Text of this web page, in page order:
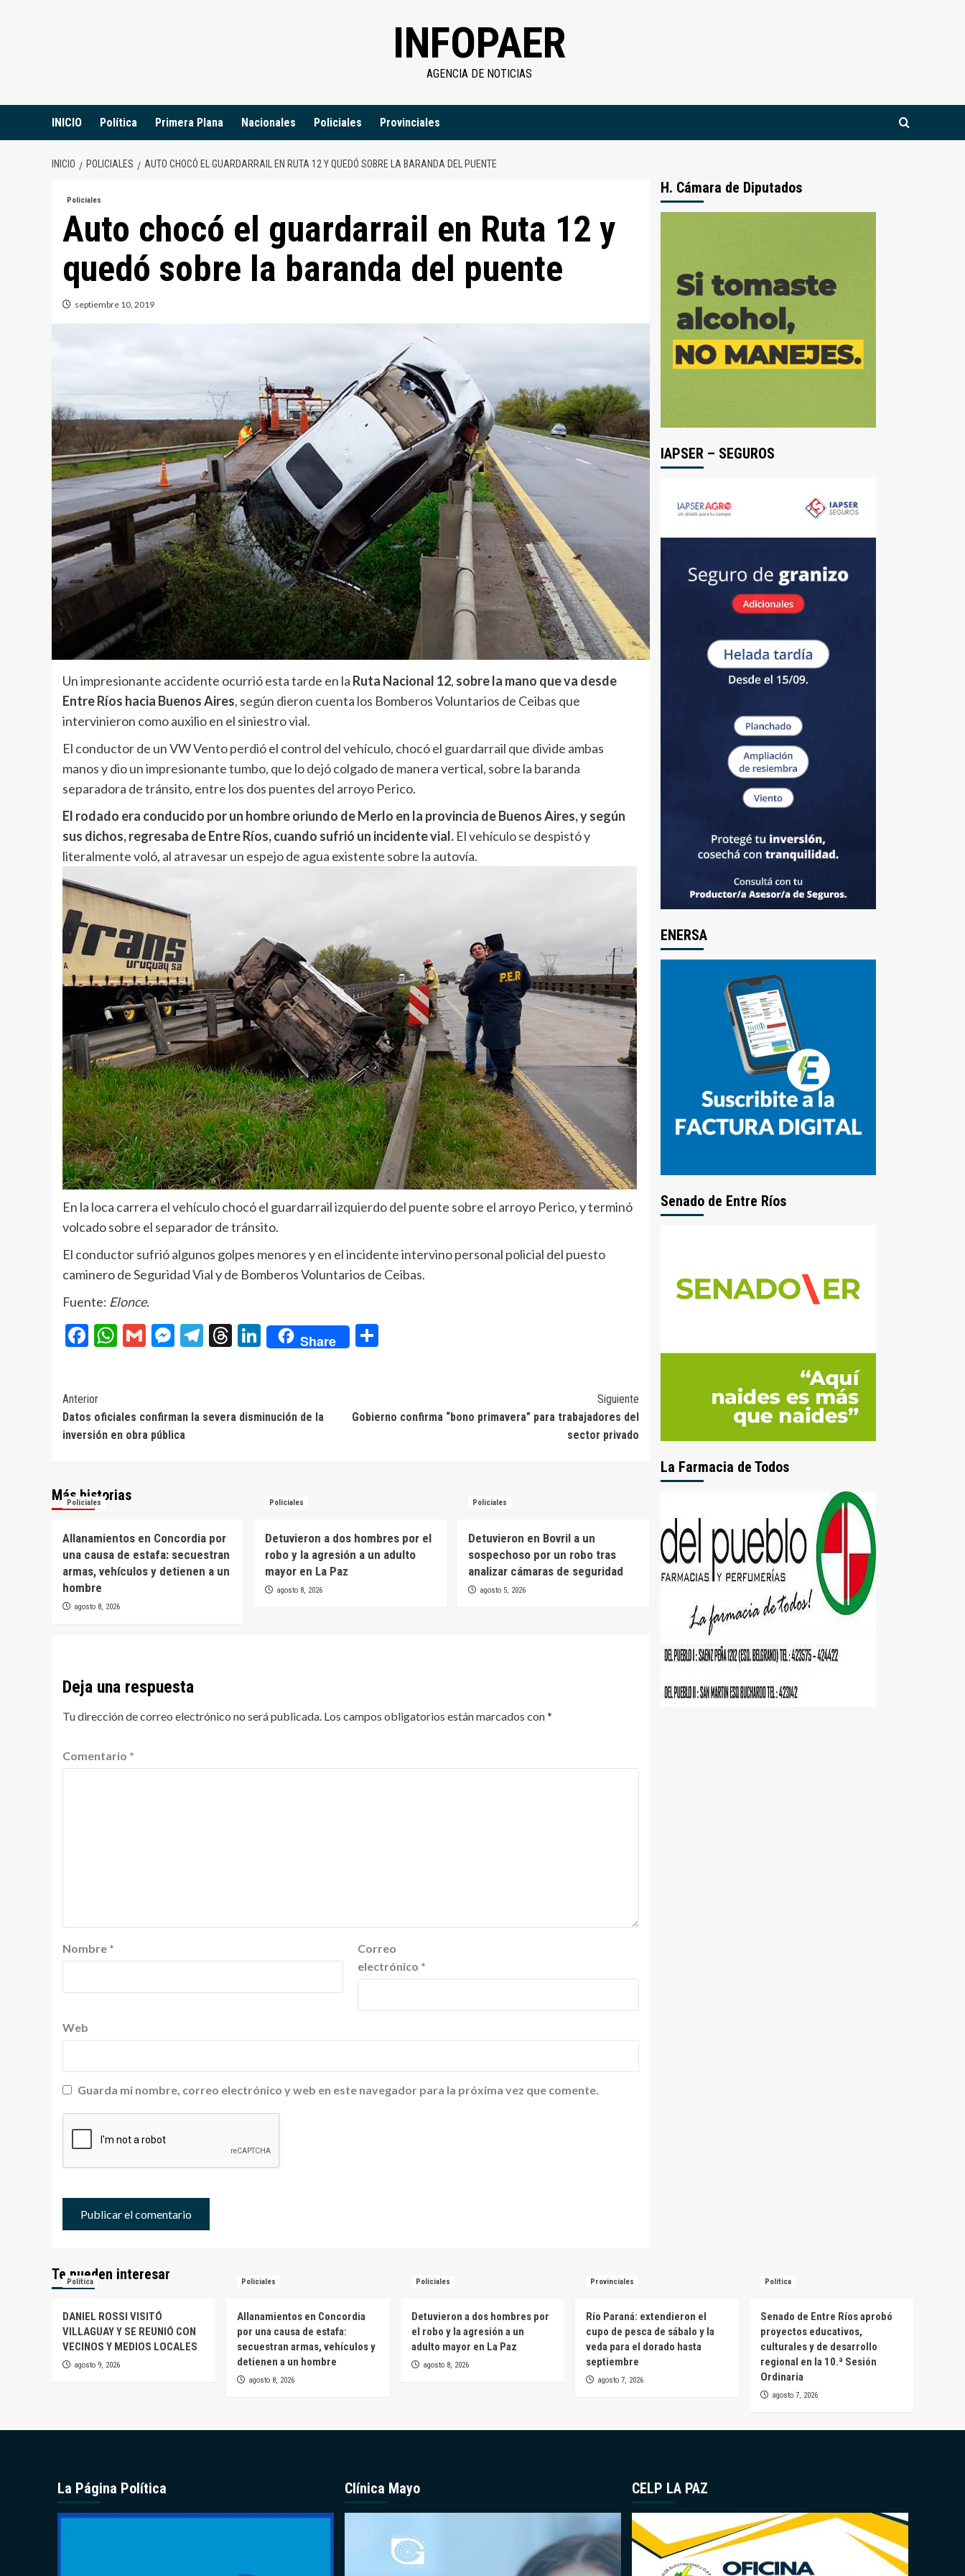
INFOPAER
AGENCIA DE NOTICIAS
INICIO Política Primera Plana Nacionales Policiales Provinciales
INICIO POLICIALES AUTO CHOCÓ EL GUARDARRAIL EN RUTA 12 Y QUEDÓ SOBRE LA BARANDA DEL PUENTE
Policiales
Auto chocó el guardarrail en Ruta 12 y
quedó sobre la baranda del puente
septiembre 10, 2019
Un impresionante accidente ocurrió esta tarde en la Ruta Nacional 12, sobre la mano que va desde
Entre Ríos hacia Buenos Aires, según dieron cuenta los Bomberos Voluntarios de Ceibas que
intervinieron como auxilio en el siniestro vial.
El conductor de un VW Vento perdió el control del vehículo, chocó el guardarrail que divide ambas
manos y dio un impresionante tumbo, que lo dejó colgado de manera vertical, sobre la baranda
separadora de tránsito, entre los dos puentes del arroyo Perico.
El rodado era conducido por un hombre oriundo de Merlo en la provincia de Buenos Aires, y según
sus dichos, regresaba de Entre Ríos, cuando sufrió un incidente vial. El vehículo se despistó y
literalmente voló, al atravesar un espejo de agua existente sobre la autovía.
En la loca carrera el vehículo chocó el guardarrail izquierdo del puente sobre el arroyo Perico, y terminó
volcado sobre el separador de tránsito.
El conductor sufrió algunos golpes menores y en el incidente intervino personal policial del puesto
caminero de Seguridad Vial y de Bomberos Voluntarios de Ceibas.
Fuente: Elonce.
Facebook
WhatsApp
GmailMessenger
Telegram
Threads
LinkedIn
Share
Navegación
de
Anterior
Datos oficiales confirman la severa disminución de la
inversión en obra pública
Siguiente
Gobierno confirma “bono primavera” para trabajadores del
sector privado
Más historias
Policiales
Allanamientos en Concordia por
una causa de estafa: secuestran
armas, vehículos y detienen a un
hombre
agosto 8, 2026
Policiales
Detuvieron a dos hombres por el
robo y la agresión a un adulto
mayor en La Paz
agosto 8, 2026
Policiales
Detuvieron en Bovril a un
sospechoso por un robo tras
analizar cámaras de seguridad
agosto 5, 2026
Deja una respuesta
Tu dirección de correo electrónico no será publicada. Los campos obligatorios están marcados con*
Comentario *
Nombre *
Correo
electrónico *
Web
Guarda mi nombre, correo electrónico y web en este navegador para la próxima vez que comente.
H. Cámara de Diputados
IAPSER – SEGUROS
ENERSA
Senado de Entre Ríos
La Farmacia de Todos
Te pueden interesar
Política
DANIEL ROSSI VISITÓ
VILLAGUAY Y SE REUNIÓ CON
VECINOS Y MEDIOS LOCALES
agosto 9, 2026
Policiales
Allanamientos en Concordia
por una causa de estafa:
secuestran armas, vehículos y
detienen a un hombre
agosto 8, 2026
Policiales
Detuvieron a dos hombres por
el robo y la agresión a un
adulto mayor en La Paz
agosto 8, 2026
Provinciales
Río Paraná: extendieron el
cupo de pesca de sábalo y la
veda para el dorado hasta
septiembre
agosto 7, 2026
Política
Senado de Entre Ríos aprobó
proyectos educativos,
culturales y de desarrollo
regional en la 10.ª Sesión
Ordinaria
agosto 7, 2026
La Página Política Clínica Mayo CELP LA PAZ